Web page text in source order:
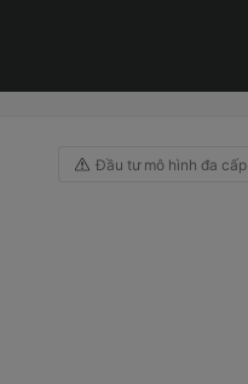
Đầu tư mô hình đa cấp